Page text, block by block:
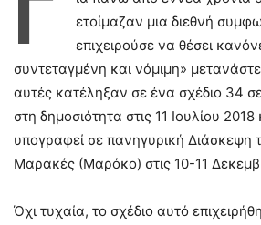
ετοίμαζαν μια διεθνή
επιχειρούσε να θέσει
συντεταγμένη και νόμιμη»
αυτές κατέληξαν σε ένα σχέδιο 34
στη δημοσιότητα στις 11 Ιουλίου 2018
υπογραφεί σε πανηγυρική Διάσκεψη
Μαρακές (Μαρόκο) στις 10-11
Όχι τυχαία, το σχέδιο αυτό